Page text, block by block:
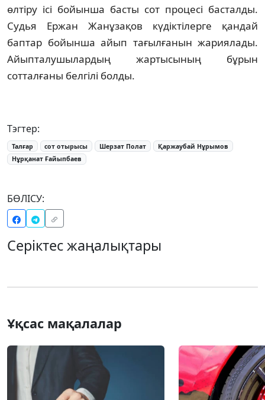
өлтіру ісі бойынша басты сот процесі басталды.
Судья Ержан Жанұзақов күдіктілерге қандай
баптар бойынша айып тағылғанын жариялады.
Айыпталушылардың жартысының бұрын
сотталғаны белгілі болды.
Тэгтер:
Талғар сот отырысы Шерзат Полат
Қаржаубай Нұрымов
Нұрқанат Ғайыпбаев
БӨЛІСУ:
Серіктес жаңалықтары
Ұқсас мақалалар